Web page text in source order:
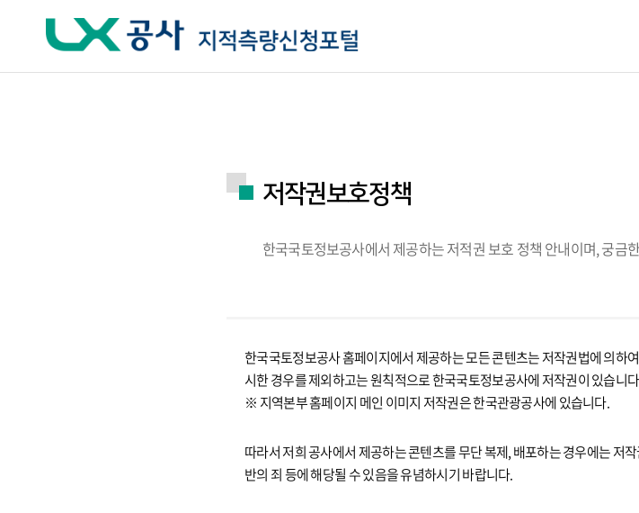
저작권보호정책
한국국토정보공사에서 제공하는 저적권 보호 정책 안내이며, 궁금
한국국토정보공사 홈페이지에서 제공하는 모든 콘텐츠는 저작권법에 의하
시한 경우를 제외하고는 원칙적으로 한국국토정보공사에 저작권이 있습니
※ 지역본부 홈페이지 메인 이미지 저작권은 한국관광공사에 있습니다.
따라서 저희 공사에서 제공하는 콘텐츠를 무단 복제, 배포하는 경우에는 저
반의 죄 등에 해당될 수 있음을 유념하시기 바랍니다.